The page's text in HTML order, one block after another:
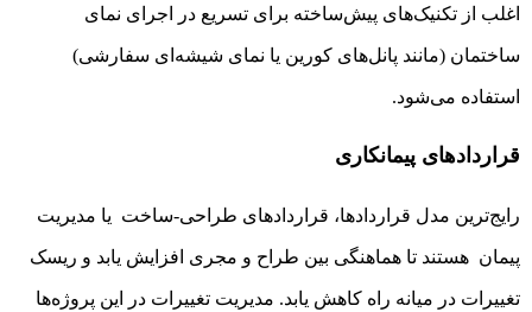
اغلب از تکنیک‌های پیش‌ساخته برای تسریع در اجرای نمای
ساختمان (مانند پانل‌های کورین یا نمای شیشه‌ای سفارشی)
استفاده می‌شود.
قراردادهای پیمانکاری
رایج‌ترین مدل قراردادها، قراردادهای طراحی-ساخت یا مدیریت
پیمان هستند تا هماهنگی بین طراح و مجری افزایش یابد و ریسک
تغییرات در میانه راه کاهش یابد. مدیریت تغییرات در این پروژه‌ها